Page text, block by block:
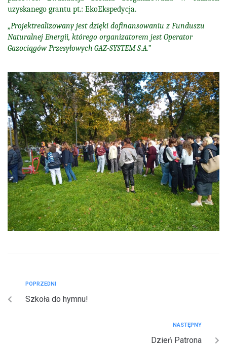
uzyskanego grantu pt.: EkoEkspedycja.
„Projektrealizowany jest dzięki dofinansowaniu z Funduszu
Naturalnej Energii, którego organizatorem jest Operator
Gazociągów Przesyłowych GAZ-SYSTEM S.A.”
POPRZEDNI
Szkoła do hymnu!
NASTĘPNY
Dzień Patrona